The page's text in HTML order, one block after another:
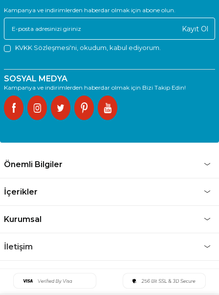
Kampanya ve indirimlerden haberdar olmak için abone olun.
Kayıt Ol
KVKK Sözleşmesi'ni , okudum, kabul ediyorum.
SOSYAL MEDYA
Kampanya ve indirimlerden haberdar olmak için Bizi Takip Edin!
Önemli Bilgiler
İçerikler
Kurumsal
İletişim